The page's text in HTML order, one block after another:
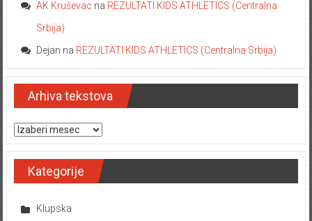
AK Kruševac na REZULTATI KIDS ATHLETICS (Centralna
Srbija)
Dejan na REZULTATI KIDS ATHLETICS (Centralna Srbija)
Arhiva tekstova
Arhiva tekstova
Kategorije
Klupska